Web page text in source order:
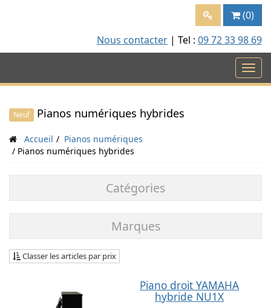
(0)
Nous contacter | Tel : 09 72 33 98 69
Neuf Pianos numériques hybrides
Accueil
Pianos numériques
Pianos numériques hybrides
Catégories
Marques
Classer les articles par prix
Piano droit YAMAHA
hybride NU1X